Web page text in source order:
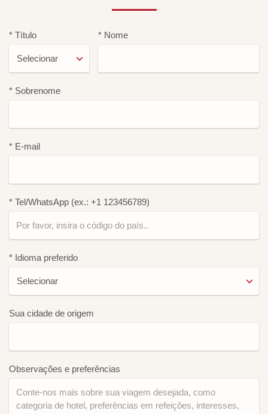
* Título * Nome
* Sobrenome
* E-mail
* Tel/WhatsApp (ex.: +1 123456789)
* Idioma preferido
Sua cidade de origem
Observações e preferências